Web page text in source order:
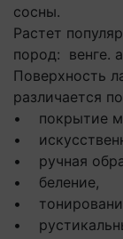
сосны.
Растет
пород: венге.
Поверхность
различается
• покрытие
•
• ручная
• беление,
•
•